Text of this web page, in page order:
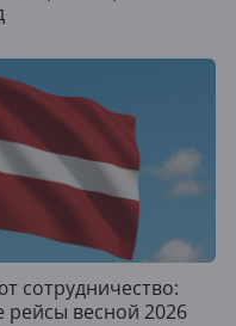
сотрудничество:
рейсы весной 2026